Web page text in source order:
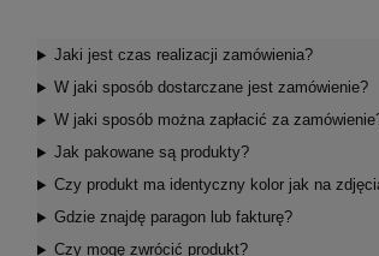
Jaki jest czas realizacji zamówienia?
W jaki sposób dostarczane jest zamówienie?
W jaki sposób można zapłacić za
Jak pakowane są produkty?
Czy produkt ma identyczny kolor jak na
Gdzie znajdę paragon lub fakturę?
Czy mogę zwrócić produkt?